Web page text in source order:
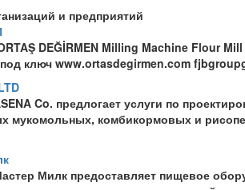
и предприятий
DEĞİRMEN Milling Machine Flour
ключ www.ortasdegirmen.com
Co. предлогает услуги по
мукомольных, комбикормовых и
Милк предоставляет пищевое